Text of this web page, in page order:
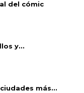
del cómic
y...
más...